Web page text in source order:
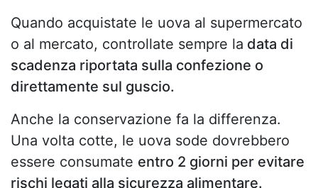
Quando acquistate le uova al supermercato
o al mercato, controllate sempre la data di
scadenza riportata sulla confezione o
direttamente sul guscio.
Anche la conservazione fa la differenza.
Una volta cotte, le uova sode dovrebbero
essere consumate entro 2 giorni per evitare
rischi legati alla sicurezza alimentare.